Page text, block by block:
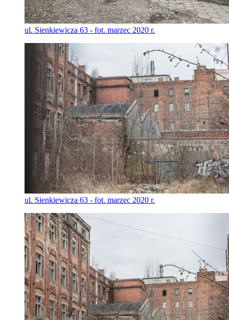
ul. Sienkiewicza 63 - fot. marzec 2020 r.
ul. Sienkiewicza 63 - fot. marzec 2020 r.